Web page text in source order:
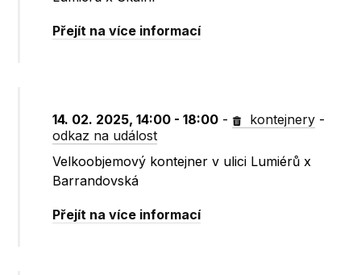
Přejít na více informací
14. 02. 2025, 14:00 - 18:00 - kontejnery -
odkaz na událost
Velkoobjemový kontejner v ulici Lumiérů x
Barrandovská
Přejít na více informací